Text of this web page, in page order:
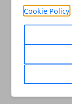
Cookie Policy
Milano
passo: il